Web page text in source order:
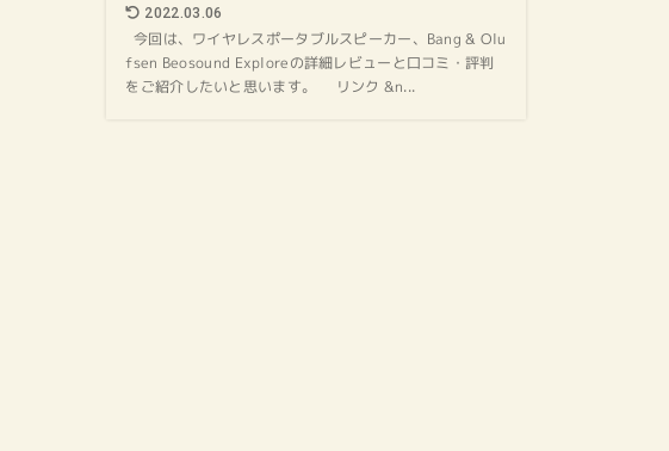
2022.03.06
今回は、ワイヤレスポータブルスピーカー、Bang & Olu
fsen Beosound Exploreの詳細レビューと口コミ・評判
をご紹介したいと思います。 リンク &n...